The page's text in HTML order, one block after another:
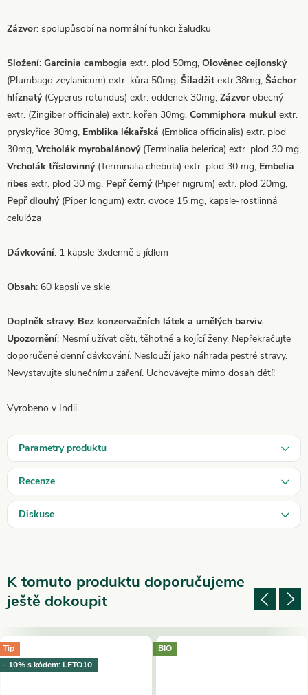
Zázvor: spolupůsobí na normální funkci žaludku
Složení: Garcinia cambogia extr. plod 50mg, Olověnec cejlonský
(Plumbago zeylanicum) extr. kůra 50mg, Šiladžit extr.38mg, Šáchor
hlíznatý(Cyperus rotundus) extr. oddenek 30mg, Zázvorobecný
extr. (Zingiber officinale) extr. kořen 30mg, Commiphora mukul extr.
pryskyřice 30mg, Emblika lékařská (Emblica officinalis) extr. plod
30mg, Vrcholák myrobalánový(Terminalia belerica) extr. plod 30 mg,
Vrcholák tříslovinný(Terminalia chebula) extr. plod 30 mg, Embelia
ribes extr. plod 30 mg, Pepř černý(Piper nigrum) extr. plod 20mg,
Pepř dlouhý(Piper longum) extr. ovoce 15 mg, kapsle-rostlinná
celulóza
Dávkování: 1 kapsle 3xdenně s jídlem
Obsah: 60 kapslí ve skle
Doplněk stravy. Bez konzervačních látek a umělých barviv.
Upozornění: Nesmí užívat děti, těhotné a kojící ženy. Nepřekračujte
doporučené denní dávkování. Neslouží jako náhrada pestré stravy.
Nevystavujte slunečnímu záření. Uchovávejte mimo dosah dětí!
Vyrobeno v Indii.
Parametry produktu
Recenze
Diskuse
K tomuto produktu doporučujeme
ještě dokoupit
Tip
- 10% s kódem: LETO10
BIO